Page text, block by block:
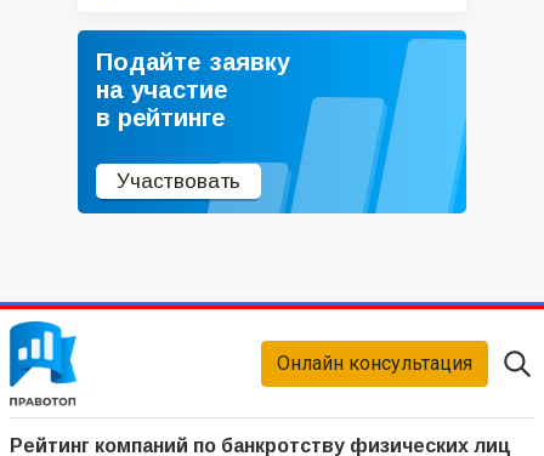
Подайте заявку
на участие
в рейтинге
Участвовать
Рейтинг компаний по банкротству физических лиц
Онлайн консультация